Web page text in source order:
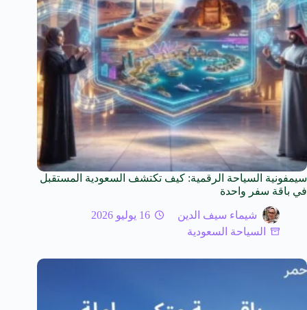
سيمفونية السياحة الرقمية: كيف تكتشف السعودية المستقبل
في باقة سفر واحدة
شيماء سيف الدين
16 يوليو 2026
السياحة السعودية